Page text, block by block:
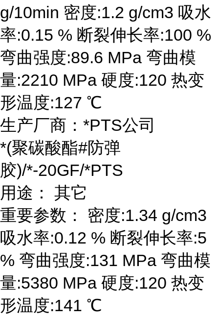
g/10min 密度:1.2 g/cm3 吸水
率:0.15 % 断裂伸长率:100 %
弯曲强度:89.6 MPa 弯曲模
量:2210 MPa 硬度:120 热变
形温度:127 ℃
生产厂商：*PTS公司
*(聚碳酸酯#防弹
胶)/*-20GF/*PTS
用途： 其它
重要参数： 密度:1.34 g/cm3
吸水率:0.12 % 断裂伸长率:5
% 弯曲强度:131 MPa 弯曲模
量:5380 MPa 硬度:120 热变
形温度:141 ℃